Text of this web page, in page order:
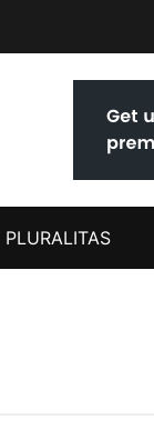
PLURALITAS